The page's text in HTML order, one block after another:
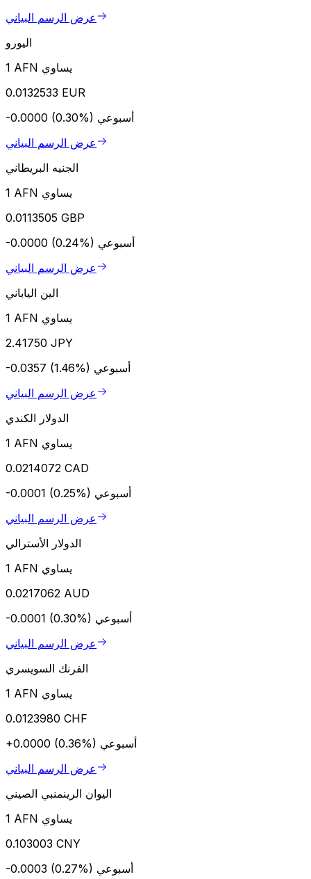
عرض الرسم البياني
اليورو
1 AFN يساوي
0.0132533 EUR
-0.0000 (0.30%) أسبوعي
عرض الرسم البياني
الجنيه البريطاني
1 AFN يساوي
0.0113505 GBP
-0.0000 (0.24%) أسبوعي
عرض الرسم البياني
الين الياباني
1 AFN يساوي
2.41750 JPY
-0.0357 (1.46%) أسبوعي
عرض الرسم البياني
الدولار الكندي
1 AFN يساوي
0.0214072 CAD
-0.0001 (0.25%) أسبوعي
عرض الرسم البياني
الدولار الأسترالي
1 AFN يساوي
0.0217062 AUD
-0.0001 (0.30%) أسبوعي
عرض الرسم البياني
الفرنك السويسري
1 AFN يساوي
0.0123980 CHF
+0.0000 (0.36%) أسبوعي
عرض الرسم البياني
اليوان الرينمنبي الصيني
1 AFN يساوي
0.103003 CNY
-0.0003 (0.27%) أسبوعي